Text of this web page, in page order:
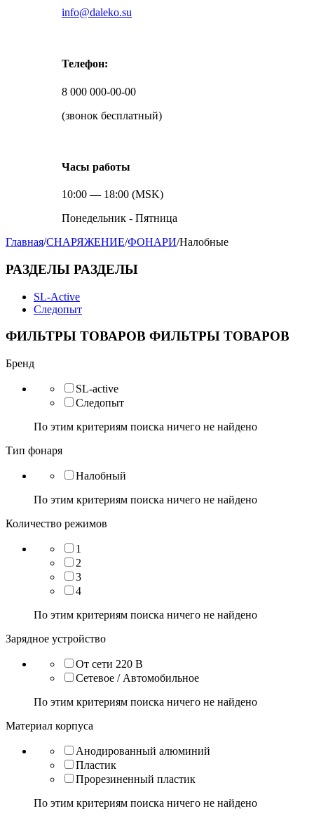
info@daleko.su
Телефон:
8 000 000-00-00
(звонок бесплатный)
Часы работы
10:00 — 18:00 (MSK)
Понедельник - Пятница
Главная/СНАРЯЖЕНИЕ/ФОНАРИ/Налобные
РАЗДЕЛЫ РАЗДЕЛЫ
SL-Active
Следопыт
ФИЛЬТРЫ ТОВАРОВ ФИЛЬТРЫ ТОВАРОВ
Бренд
SL-active
Следопыт
По этим критериям поиска ничего не найдено
Тип фонаря
Налобный
По этим критериям поиска ничего не найдено
Количество режимов
1
2
3
4
По этим критериям поиска ничего не найдено
Зарядное устройство
От сети 220 В
Сетевое / Автомобильное
По этим критериям поиска ничего не найдено
Материал корпуса
Анодированный алюминий
Пластик
Прорезиненный пластик
По этим критериям поиска ничего не найдено